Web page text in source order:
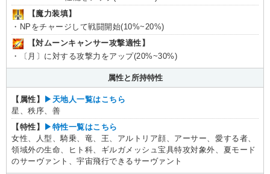
【魔力装填】
・NPをチャージして戦闘開始(10%~20%)
【対ムーンキャンサー攻撃適性】
・〔月〕に対する攻撃力をアップ(20%~30%)
属性と所持特性
【属性】
▶︎天地人一覧はこちら
星、秩序、善
【特性】
▶︎特性一覧はこちら
女性、人型、騎乗、竜、王、アルトリア顔、アーサー、愛する者、
領域外の生命、ヒト科、ギルガメッシュ宝具特攻対象外、夏モード
のサーヴァント、宇宙飛行できるサーヴァント